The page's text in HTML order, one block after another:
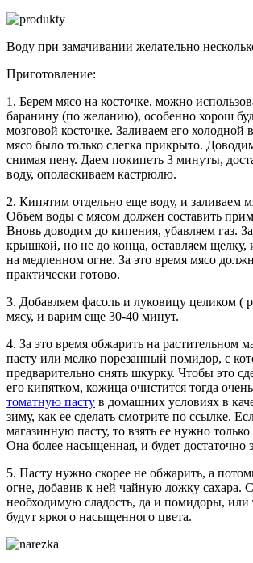
Воду при замачивании желательно
Приготовление:
1. Берем мясо на косточке, можно
баранину (по желанию), особенно хорош
мозговой косточке. Заливаем его холодной
мясо было только слегка прикрыто.
снимая пену. Даем покипеть 3 минуты,
воду, ополаскиваем кастрюлю.
2. Кипятим отдельно еще воду, и заливаем
Объем воды с мясом должен составить
Вновь доводим до кипения, убавляем газ.
крышкой, но не до конца, оставляем щелку,
на медленном огне. За это время мясо
практически готово.
3. Добавляем фасоль и луковицу целиком (
мясу, и варим еще 30-40 минут.
4. За это время обжарить на растительном
пасту или мелко порезанный помидор, с
предварительно снять шкурку. Чтобы это
его кипятком, кожица очистится тогда
томатную пасту в домашних условиях в
зиму, как ее сделать смотрите по ссылке.
магазинную пасту, то взять ее нужно
Она более насыщенная, и будет достаточно
5. Пасту нужно скорее не обжарить, а
огне, добавив к ней чайную ложку сахара.
необходимую сладость, да и помидоры, или
будут яркого насыщенного цвета.